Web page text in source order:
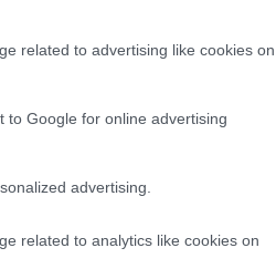
related to advertising like cookies on
to Google for online advertising
advertising.
related to analytics like cookies on
problémásnak ítélt
kötelesek a felhasználók
kapcsolatos
többsége még így is